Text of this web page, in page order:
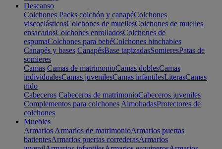
Descanso
Colchones Packs colchón y canapéColchones
viscoelásticosColchones de muellesColchones de muelles
ensacadosColchones enrolladosColchones de
espumaColchones para bebéColchones hinchables
Canapés y bases CanapésBase tapizadasSomieresPatas de
somieres
Camas Camas de matrimonioCamas doblesCamas
individualesCamas juvenilesCamas infantilesLiterasCamas
nido
Cabeceros Cabeceros de matrimonioCabeceros juveniles
Complementos para colchones AlmohadasProtectores de
colchones
Muebles
Armarios Armarios de matrimonioArmarios puertas
batientesArmarios puertas correderasArmarios